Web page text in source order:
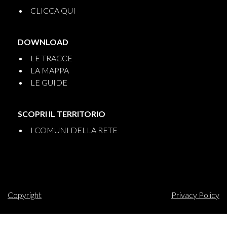
CLICCA QUI
DOWNLOAD
LE TRACCE
LA MAPPA
LE GUIDE
SCOPRI IL TERRITORIO
I COMUNI DELLA RETE
Copyright Privacy Policy